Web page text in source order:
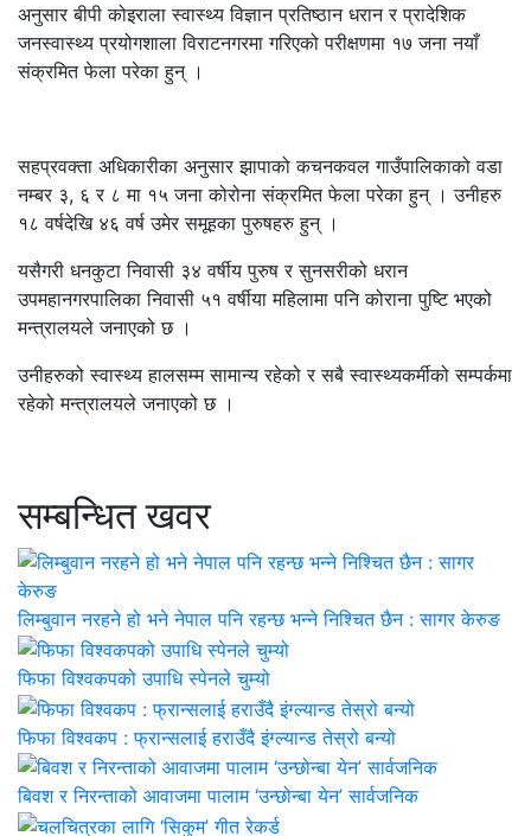
अनुसार बीपी कोइराला स्वास्थ्य विज्ञान प्रतिष्ठान धरान र प्रादेशिक
जनस्वास्थ्य प्रयोगशाला विराटनगरमा गरिएको परीक्षणमा १७ जना नयाँ
संक्रमित फेला परेका हुन् ।
सहप्रवक्ता अधिकारीका अनुसार झापाको कचनकवल गाउँपालिकाको वडा
नम्बर ३, ६ र ८ मा १५ जना कोरोना संक्रमित फेला परेका हुन् । उनीहरु
१८ वर्षदेखि ४६ वर्ष उमेर समूहका पुरुषहरु हुन् ।
यसैगरी धनकुटा निवासी ३४ वर्षीय पुरुष र सुनसरीको धरान
उपमहानगरपालिका निवासी ५१ वर्षीया महिलामा पनि कोराना पुष्टि भएको
मन्त्रालयले जनाएको छ ।
उनीहरुको स्वास्थ्य हालसम्म सामान्य रहेको र सबै स्वास्थ्यकर्मीको सम्पर्कमा
रहेको मन्त्रालयले जनाएको छ ।
सम्बन्धित खवर
लिम्बुवान नरहने हो भने नेपाल पनि रहन्छ भन्ने निश्चित छैन : सागर केरुङ
फिफा विश्वकपको उपाधि स्पेनले चुम्यो
फिफा विश्वकप : फ्रान्सलाई हराउँदै इंग्ल्यान्ड तेस्रो बन्यो
बिवश र निरन्ताको आवाजमा पालाम ‘उन्छोन्बा येन’ सार्वजनिक